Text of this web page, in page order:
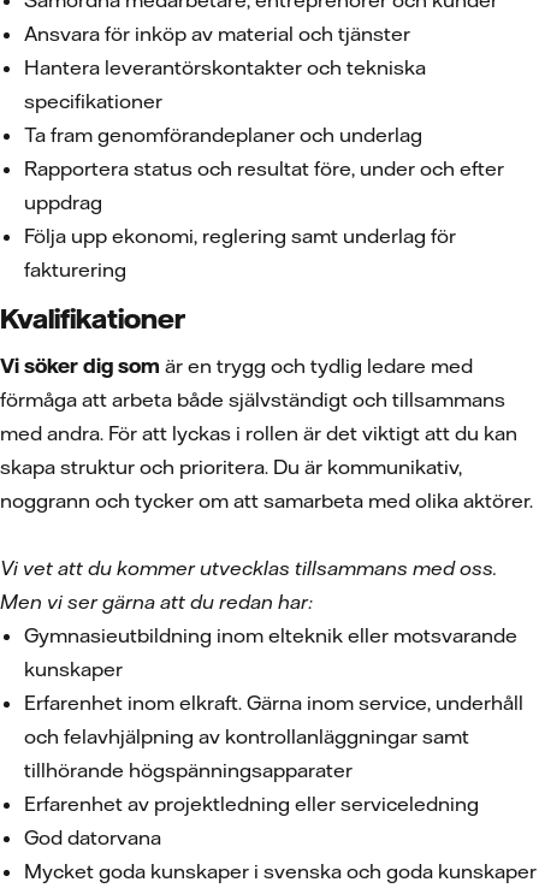
Ansvara för inköp av material och tjänster
Hantera leverantörskontakter och tekniska
specifikationer
Ta fram genomförandeplaner och underlag
Rapportera status och resultat före, under och efter
uppdrag
Följa upp ekonomi, reglering samt underlag för
fakturering
Kvalifikationer
Vi söker dig som är en trygg och tydlig ledare med
förmåga att arbeta både självständigt och tillsammans
med andra. För att lyckas i rollen är det viktigt att du kan
skapa struktur och prioritera. Du är kommunikativ,
noggrann och tycker om att samarbeta med olika aktörer.
Vi vet att du kommer utvecklas tillsammans med oss.
Men vi ser gärna att du redan har:
Gymnasieutbildning inom elteknik eller motsvarande
kunskaper
Erfarenhet inom elkraft. Gärna inom service, underhåll
och felavhjälpning av kontrollanläggningar samt
tillhörande högspänningsapparater
Erfarenhet av projektledning eller serviceledning
God datorvana
Mycket goda kunskaper i svenska och goda kunskaper